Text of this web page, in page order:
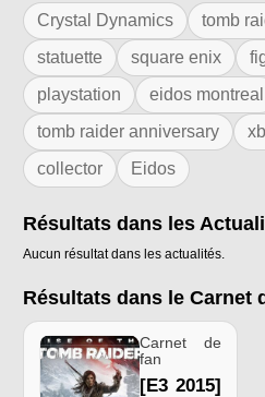
Crystal Dynamics tomb
statuette
square enix
playstation
eidos montreal
tomb raider anniversary
collector
Eidos
Résultats dans les
Aucun résultat dans les actualités.
Résultats dans le Carnet
Carnet de
fan
[E3 2015]